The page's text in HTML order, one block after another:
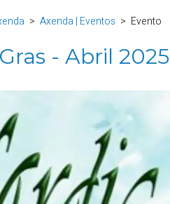
Axenda | Eventos Evento
- Abril 2025